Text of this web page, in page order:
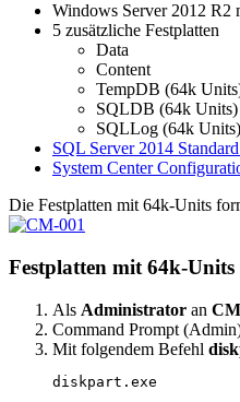
Windows Server 2012 R2
5 zusätzliche Festplatten
Data
Content
TempDB (64k
SQLDB (64k Units)
SQLLog (64k Units)
SQL Server 2014
System Center
Die Festplatten mit 64k-Units
Festplatten mit 64k-
Als Administrator an
Command Prompt
Mit folgendem Befehl
diskpart.exe